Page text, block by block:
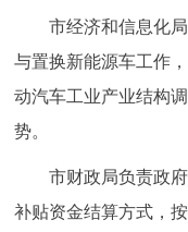
市经济和信息化局
与置换新能源车工作
动汽车工业产业结构
势。
市财政局负责政府
补贴资金结算方式，